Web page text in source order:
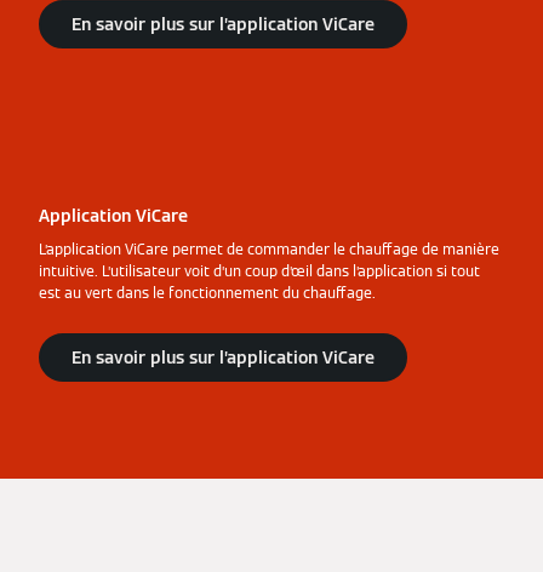
En savoir plus sur l’application ViCare
Application ViCare
L’application ViCare permet de commander le chauffage de manière
intuitive. L’utilisateur voit d’un coup d’œil dans l’application si tout
est au vert dans le fonctionnement du chauffage.
En savoir plus sur l’application ViCare